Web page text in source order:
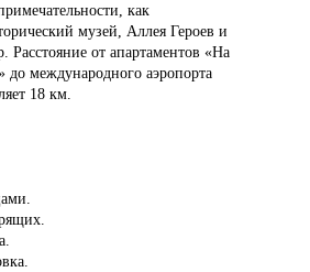
как
музей, Аллея Героев и
Расстояние от апартаментов «На
до международного аэропорта
18 км.